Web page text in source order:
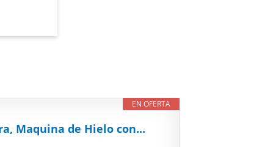
EN OFERTA
Maquina de Hielo con...